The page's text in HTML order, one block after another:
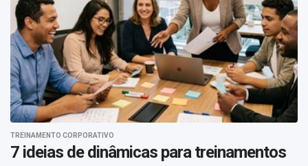
TREINAMENTO CORPORATIVO
7 ideias de dinâmicas para treinamentos